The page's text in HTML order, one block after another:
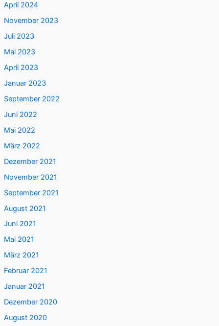
April 2024
November 2023
Juli 2023
Mai 2023
April 2023
Januar 2023
September 2022
Juni 2022
Mai 2022
März 2022
Dezember 2021
November 2021
September 2021
August 2021
Juni 2021
Mai 2021
März 2021
Februar 2021
Januar 2021
Dezember 2020
August 2020